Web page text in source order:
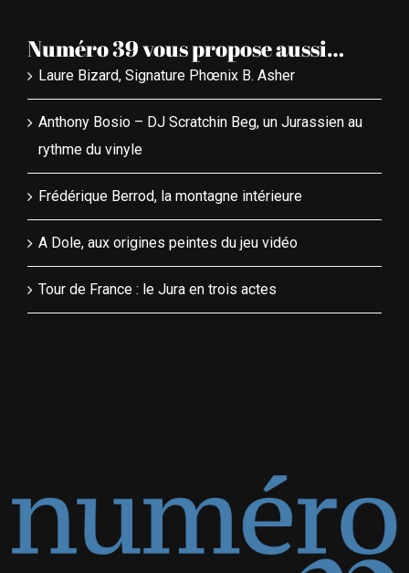
Numéro 39 vous propose aussi…
Laure Bizard, Signature Phœnix B. Asher
Anthony Bosio – DJ Scratchin Beg, un Jurassien au
rythme du vinyle
Frédérique Berrod, la montagne intérieure
A Dole, aux origines peintes du jeu vidéo
Tour de France : le Jura en trois actes